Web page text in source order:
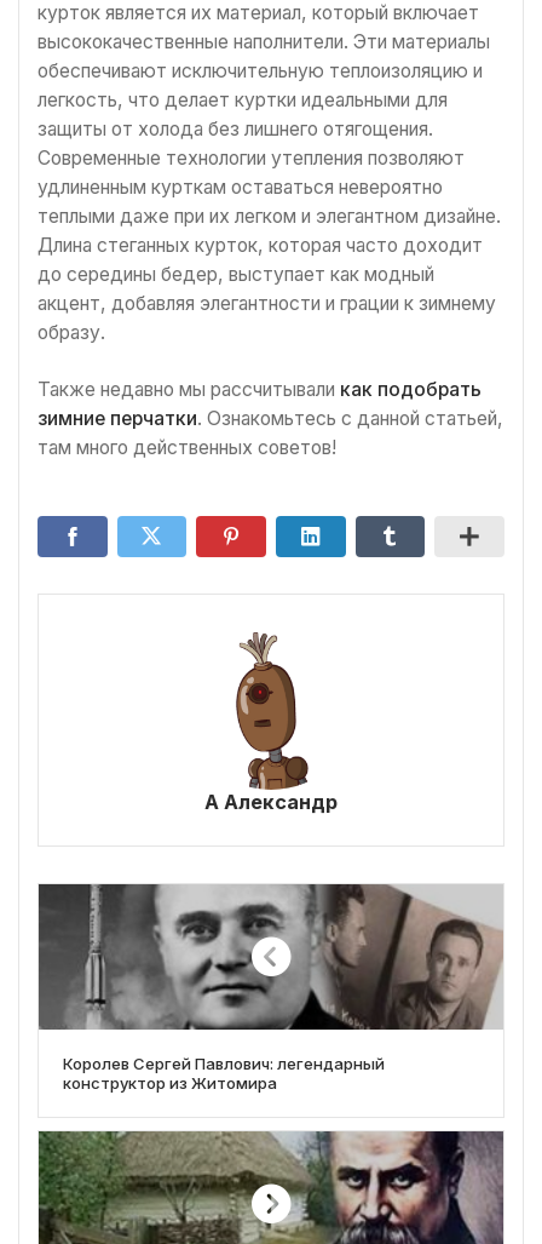
курток является их материал, который включает
высококачественные наполнители. Эти материалы
обеспечивают исключительную теплоизоляцию и
легкость, что делает куртки идеальными для
защиты от холода без лишнего отягощения.
Современные технологии утепления позволяют
удлиненным курткам оставаться невероятно
теплыми даже при их легком и элегантном дизайне.
Длина стеганных курток, которая часто доходит
до середины бедер, выступает как модный
акцент, добавляя элегантности и грации к зимнему
образу.
Также недавно мы рассчитывали как подобрать
зимние перчатки. Ознакомьтесь с данной статьей,
там много действенных советов!
А Александр
Королев Сергей Павлович: легендарный
конструктор из Житомира